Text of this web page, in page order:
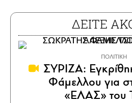
ΔΕΙΤΕ
ΠΟΛΙΤΙΚΗ
ΣΥΡΙΖΑ:
Φάμελλου για
«ΕΛΑΣ» του